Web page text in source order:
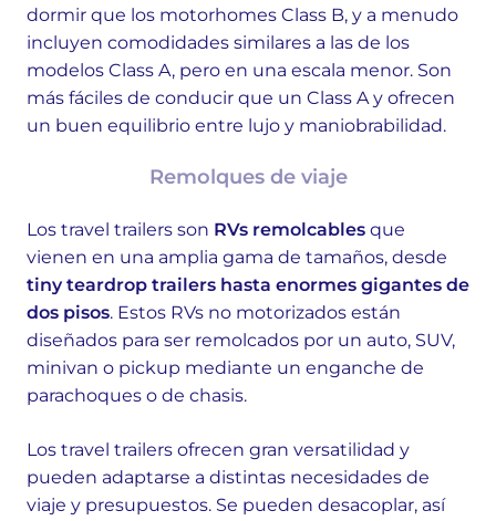
dormir que los motorhomes Class B, y a menudo
incluyen comodidades similares a las de los
modelos Class A, pero en una escala menor. Son
más fáciles de conducir que un Class A y ofrecen
un buen equilibrio entre lujo y maniobrabilidad.
Remolques de viaje
Los travel trailers son RVs remolcables que
vienen en una amplia gama de tamaños, desde
tiny teardrop trailers hasta enormes gigantes de
dos pisos. Estos RVs no motorizados están
diseñados para ser remolcados por un auto, SUV,
minivan o pickup mediante un enganche de
parachoques o de chasis.
Los travel trailers ofrecen gran versatilidad y
pueden adaptarse a distintas necesidades de
viaje y presupuestos. Se pueden desacoplar, así